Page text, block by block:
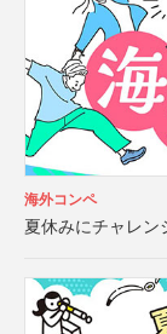
海外コンペ
夏休みにチャレン